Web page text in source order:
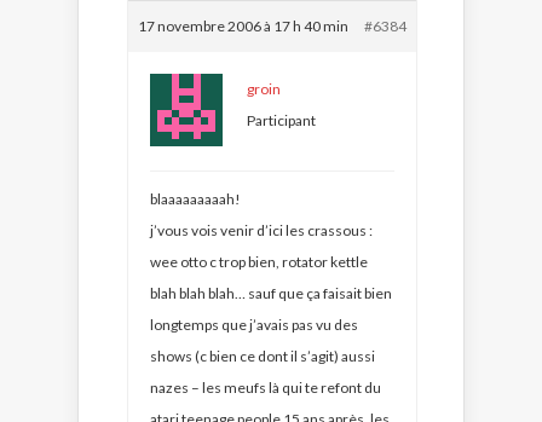
17 novembre 2006 à 17 h 40 min #6384
groin
Participant
blaaaaaaaaah!
j’vous vois venir d’ici les crassous :
wee otto c trop bien, rotator kettle
blah blah blah… sauf que ça faisait bien
longtemps que j’avais pas vu des
shows (c bien ce dont il s’agit) aussi
nazes – les meufs là qui te refont du